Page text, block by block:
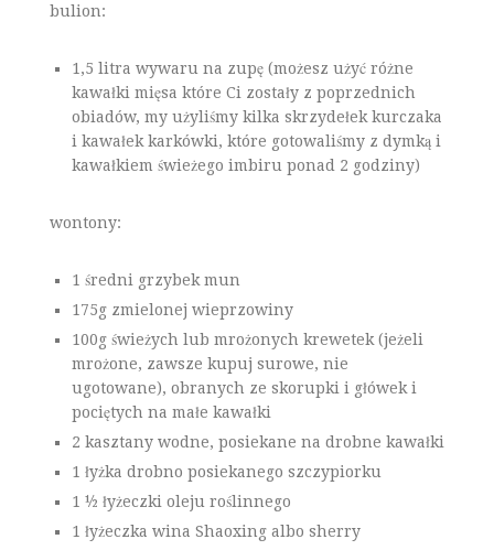
bulion:
1,5 litra wywaru na zupę (możesz użyć różne
kawałki mięsa które Ci zostały z poprzednich
obiadów, my użyliśmy kilka skrzydełek kurczaka
i kawałek karkówki, które gotowaliśmy z dymką i
kawałkiem świeżego imbiru ponad 2 godziny)
wontony:
1 średni grzybek mun
175g zmielonej wieprzowiny
100g świeżych lub mrożonych krewetek (jeżeli
mrożone, zawsze kupuj surowe, nie
ugotowane), obranych ze skorupki i główek i
pociętych na małe kawałki
2 kasztany wodne, posiekane na drobne kawałki
1 łyżka drobno posiekanego szczypiorku
1 ½ łyżeczki oleju roślinnego
1 łyżeczka wina Shaoxing albo sherry